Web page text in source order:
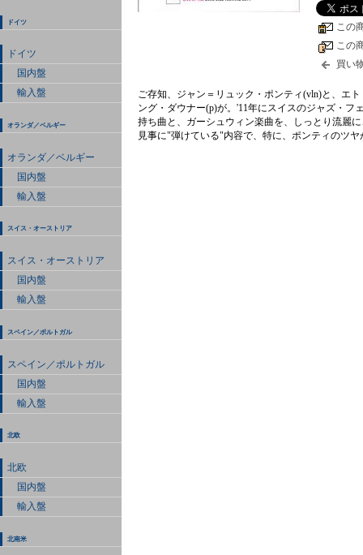
ドイツ
ドイツ
国内盤
輸入盤
オランダ／ベルギー
オランダ／ベルギー
国内盤
輸入盤
スイス・オーストリア
スイス・オーストリア
国内盤
輸入盤
スペイン／ポルトガル
スペイン／ポルトガル
国内盤
輸入盤
北欧
北欧
国内盤
輸入盤
北南米
この
この
買い
ご存知、ジャン＝リュック・ポンティ(vln)と、エ
ング・ダウナー(p)が。'11年にスイスのジャズ・
持ち曲と、ガーシュウィン楽曲を、しっとり流麗
見事に"弾けている"内容で、特に、ポンティのツ